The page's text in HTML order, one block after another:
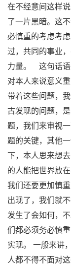
在不经意间这样
了一片黑暗。这
必慎重的考虑考
过，共同的事业
力量。 这句话语
对本人来说意义
带着这些问题，
古发现的问题，
题，我们来审视
题的关键，其他
下，本人思来想
的人能把世界放
我们还要更加慎
出现了，我们就
发生了会如何，
们都必须务必慎
实现。 一般来讲
人都不得不面对